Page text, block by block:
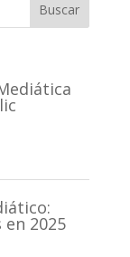
Buscar
2025